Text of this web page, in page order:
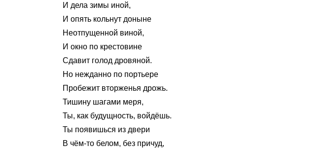
И дела зимы иной,
И опять кольнут доныне
Неотпущенной виной,
И окно по крестовине
Сдавит голод дровяной.
Но нежданно по портьере
Пробежит вторженья дрожь.
Тишину шагами меря,
Ты, как будущность, войдёшь.
Ты появишься из двери
В чём-то белом, без причуд,